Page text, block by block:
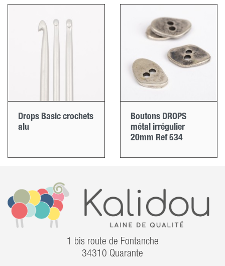
Drops Basic crochets
alu
Boutons DROPS
métal irrégulier
20mm Ref 534
1 bis route de Fontanche
34310 Quarante